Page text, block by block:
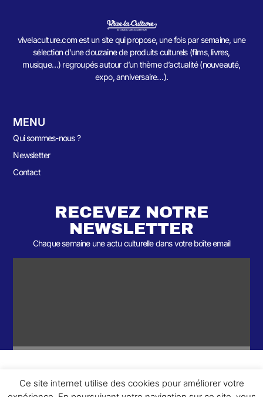
vivelaculture.com est un site qui propose, une fois par semaine, une
sélection d’une douzaine de produits culturels (films, livres,
musique…) regroupés autour d’un thème d’actualité (nouveauté,
expo, anniversaire…).
MENU
Qui sommes-nous ?
Newsletter
Contact
RECEVEZ NOTRE
NEWSLETTER
Chaque semaine une actu culturelle dans votre boîte email
ème
Ce site internet utilise des cookies pour améliorer votre